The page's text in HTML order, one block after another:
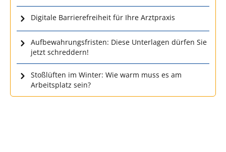
Digitale Barrierefreiheit für Ihre Arztpraxis
Aufbewahrungsfristen: Diese Unterlagen dürfen Sie
jetzt schreddern!
Stoßlüften im Winter: Wie warm muss es am
Arbeitsplatz sein?